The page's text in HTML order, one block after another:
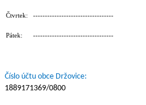
Čtvrtek: ----------------------------------
Pátek: ----------------------------------
Číslo účtu obce Držovice:
1889171369/0800